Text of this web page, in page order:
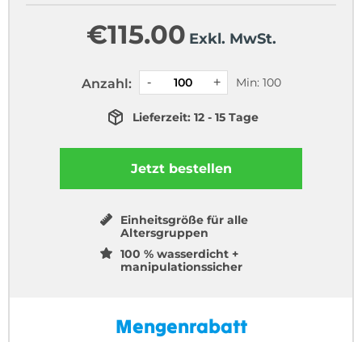
€115.00 Exkl. MwSt.
Anzahl: Min: 100
Lieferzeit: 12 - 15 Tage
Jetzt bestellen
Einheitsgröße für alle
Altersgruppen
100 % wasserdicht +
manipulationssicher
Mengenrabatt